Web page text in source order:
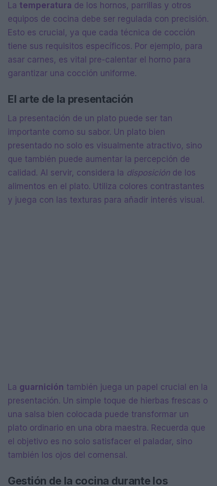
La temperatura de los hornos, parrillas y otros
equipos de cocina debe ser regulada con precisión.
Esto es crucial, ya que cada técnica de cocción
tiene sus requisitos específicos. Por ejemplo, para
asar carnes, es vital pre-calentar el horno para
garantizar una cocción uniforme.
El arte de la presentación
La presentación de un plato puede ser tan
importante como su sabor. Un plato bien
presentado no solo es visualmente atractivo, sino
que también puede aumentar la percepción de
calidad. Al servir, considera la disposición de los
alimentos en el plato. Utiliza colores contrastantes
y juega con las texturas para añadir interés visual.
La guarnición también juega un papel crucial en la
presentación. Un simple toque de hierbas frescas o
una salsa bien colocada puede transformar un
plato ordinario en una obra maestra. Recuerda que
el objetivo es no solo satisfacer el paladar, sino
también los ojos del comensal.
Gestión de la cocina durante los